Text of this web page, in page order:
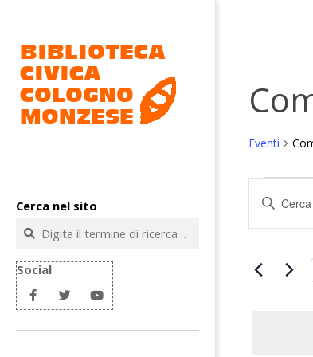
contenuto
civica
Cologno
Monzese
Cerca nel sito
Cerca
Social
Eventi
e
n
Inserisci
Parola
Chiave.
Eventi